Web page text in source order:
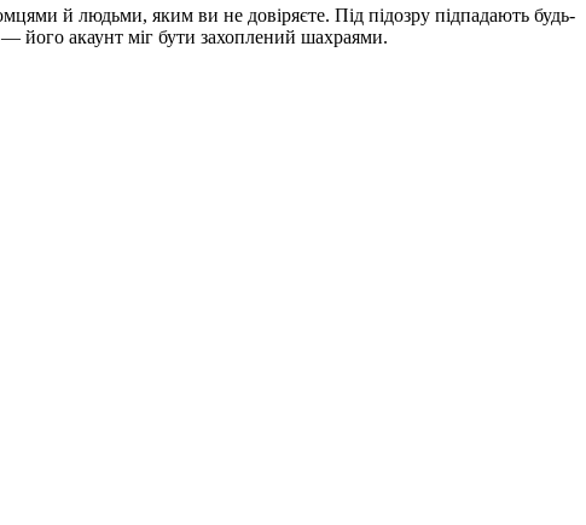
й людьми, яким ви не довіряєте. Під підозру підпадають будь-
— його акаунт міг бути захоплений шахраями.